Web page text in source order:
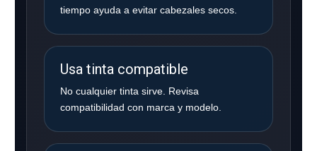
tiempo ayuda a evitar cabezales secos.
Usa tinta compatible
No cualquier tinta sirve. Revisa
compatibilidad con marca y modelo.